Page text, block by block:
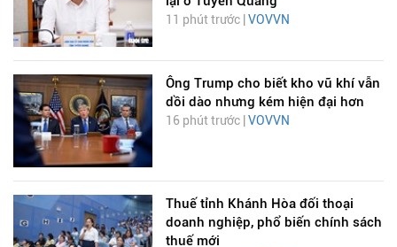
11 phút trước | VOVVN
Ông Trump cho biết kho vũ khí vẫn
dồi dào nhưng kém hiện đại hơn
16 phút trước | VOVVN
Thuế tỉnh Khánh Hòa đối thoại
doanh nghiệp, phổ biến chính sách
thuế mới